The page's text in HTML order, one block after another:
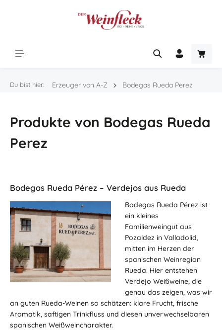
Du bist hier: Erzeuger von A-Z Bodegas Rueda Perez
Produkte von Bodegas Rueda
Perez
Bodegas Rueda Pérez – Verdejos aus Rueda
Bodegas Rueda Pérez ist
ein kleines
Familienweingut aus
Pozaldez in Valladolid,
mitten im Herzen der
spanischen Weinregion
Rueda. Hier entstehen
Verdejo Weißweine, die
genau das zeigen, was wir
an guten Rueda-Weinen so schätzen: klare Frucht, frische
Aromatik, saftigen Trinkfluss und diesen unverwechselbaren
spanischen Weißweincharakter.